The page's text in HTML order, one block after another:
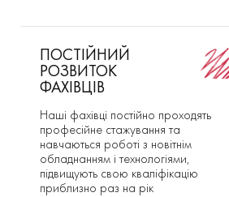
ПОСТІЙНИЙ
РОЗВИТОК
ФАХІВЦІВ
Наші фахівці постійно проходять
професійне стажування та
навчаються роботі з новітнім
обладнанням і технологіями,
підвищують свою кваліфікацію
приблизно раз на рік